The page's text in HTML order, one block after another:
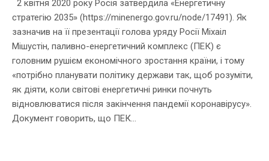
2 квітня 2020 року Росія затвердила «Енергетичну
стратегію 2035» (https://minenergo.gov.ru/node/17491). Як
зазначив на її презентації голова уряду Росії Міхаіл
Мішустін, паливно-енергетичний комплекс (ПЕК) є
головним рушієм економічного зростання країни, і тому
«потрібно планувати політику держави так, щоб розуміти,
як діяти, коли світові енергетичні ринки почнуть
відновлюватися після закінчення пандемії коронавірусу».
Документ говорить, що ПЕК...